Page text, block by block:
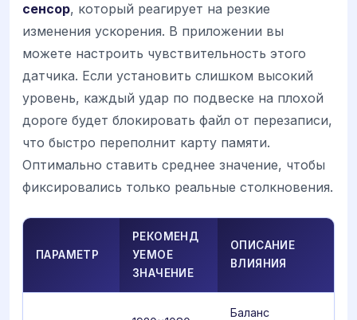
сенсор, который реагирует на резкие
изменения ускорения. В приложении вы
можете настроить чувствительность этого
датчика. Если установить слишком высокий
уровень, каждый удар по подвеске на плохой
дороге будет блокировать файл от перезаписи,
что быстро переполнит карту памяти.
Оптимально ставить среднее значение, чтобы
фиксировались только реальные столкновения.
ПАРАМЕТР
РЕКОМЕНД
УЕМОЕ
ЗНАЧЕНИЕ
ОПИСАНИЕ
ВЛИЯНИЯ
Баланс